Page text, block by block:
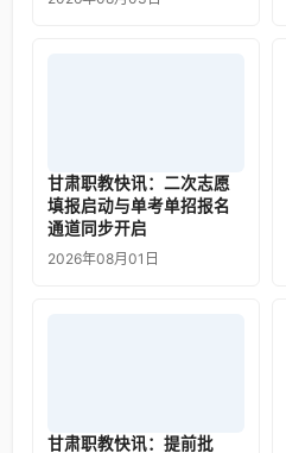
甘肃职教快讯：二次志愿
填报启动与单考单招报名
通道同步开启
2026年08月01日
甘肃职教快讯：提前批